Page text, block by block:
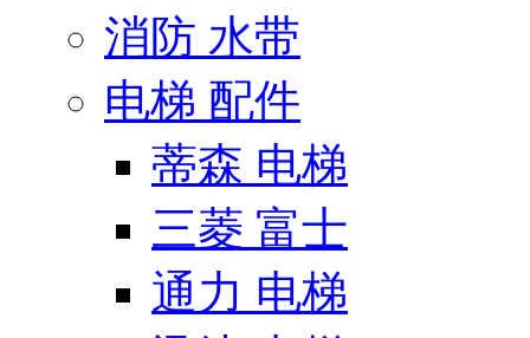
消防 水带
电梯 配件
蒂森 电梯
三菱 富士
通力 电梯